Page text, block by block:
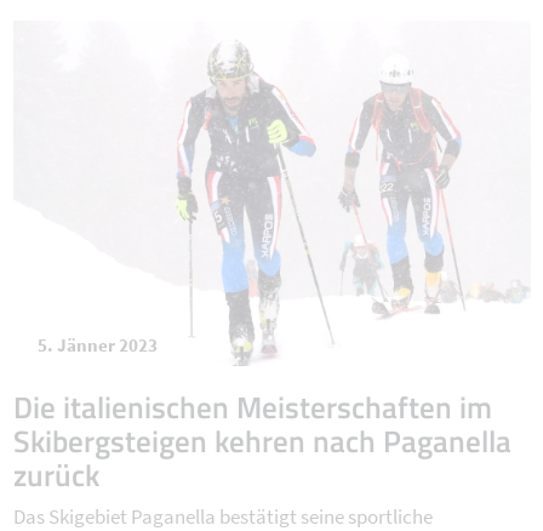
5. Jänner 2023
Die italienischen Meisterschaften im
Skibergsteigen kehren nach Paganella
zurück
Das Skigebiet Paganella bestätigt seine sportliche